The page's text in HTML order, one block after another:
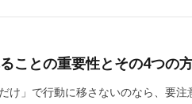
ことの重要性とその4つの
け」で行動に移さないのなら、要